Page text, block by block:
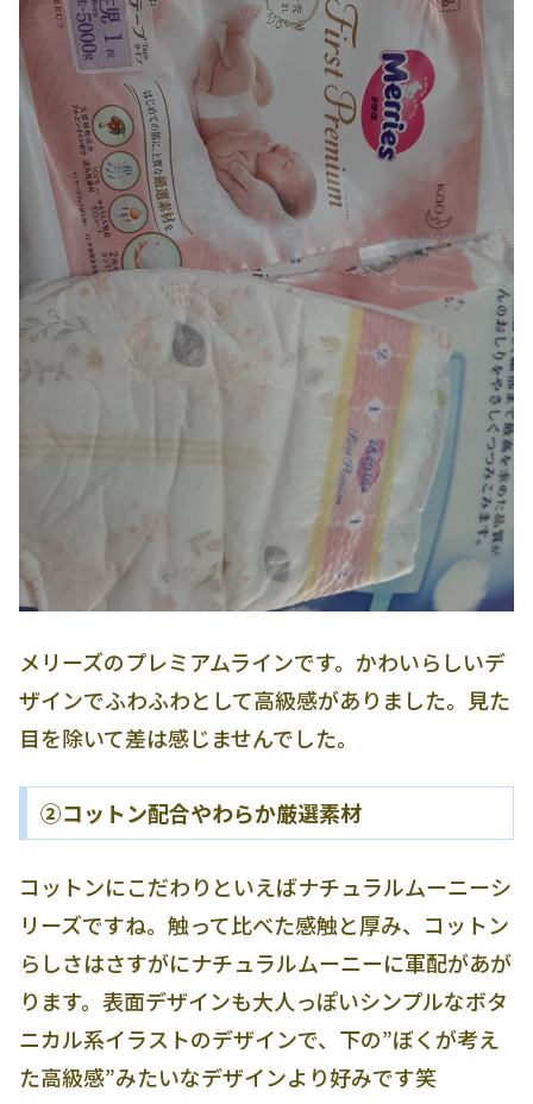
メリーズのプレミアムラインです。かわいらしいデ
ザインでふわふわとして高級感がありました。見た
目を除いて差は感じませんでした。
②コットン配合やわらか厳選素材
コットンにこだわりといえばナチュラルムーニーシ
リーズですね。触って比べた感触と厚み、コットン
らしさはさすがにナチュラルムーニーに軍配があが
ります。表面デザインも大人っぽいシンプルなボタ
ニカル系イラストのデザインで、下の”ぼくが考え
た高級感”みたいなデザインより好みです笑